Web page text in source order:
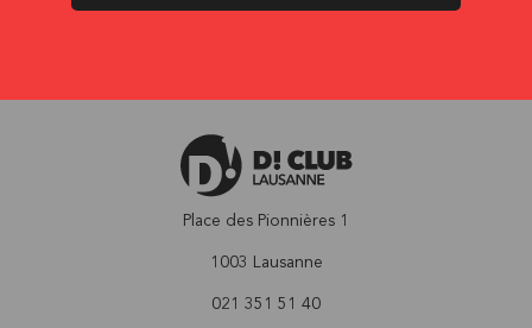
Place des Pionnières 1
1003 Lausanne
021 351 51 40